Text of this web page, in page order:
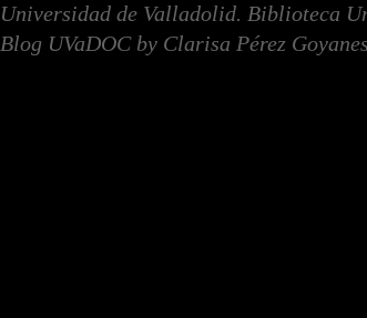
Universidad de Valladolid. Biblioteca
Blog UVaDOC by Clarisa Pérez